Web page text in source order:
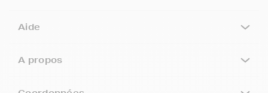
Aide
A propos